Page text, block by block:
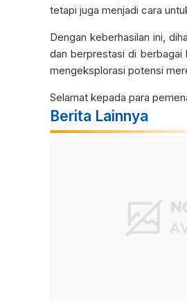
tetapi juga menjadi cara
Dengan keberhasilan ini,
dan berprestasi di berbagai
mengeksplorasi potensi
Selamat kepada para
Berita Lainnya